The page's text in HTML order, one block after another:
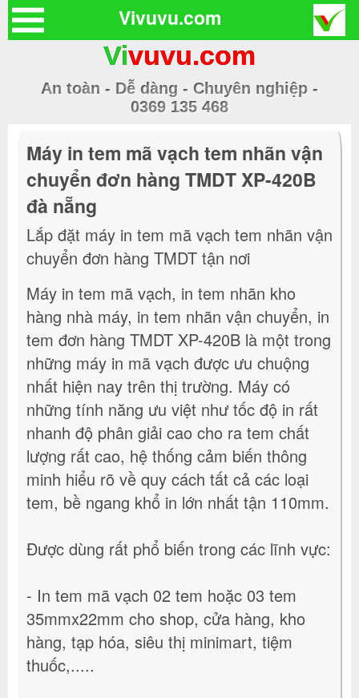
Vivuvu.com
Vivuvu.com
An toàn - Dễ dàng - Chuyên nghiệp -
0369 135 468
Máy in tem mã vạch tem nhãn vận
chuyển đơn hàng TMDT XP-420B
đà nẵng
Lắp đặt máy in tem mã vạch tem nhãn vận
chuyển đơn hàng TMDT tận nơi
Máy in tem mã vạch, in tem nhãn kho
hàng nhà máy, in tem nhãn vận chuyển, in
tem đơn hàng TMDT XP-420B là một trong
những máy in mã vạch được ưu chuộng
nhất hiện nay trên thị trường. Máy có
những tính năng ưu việt như tốc độ in rất
nhanh độ phân giải cao cho ra tem chất
lượng rất cao, hệ thống cảm biến thông
minh hiểu rõ về quy cách tất cả các loại
tem, bề ngang khổ in lớn nhất tận 110mm.
Được dùng rất phổ biến trong các lĩnh vực:
- In tem mã vạch 02 tem hoặc 03 tem
35mmx22mm cho shop, cửa hàng, kho
hàng, tạp hóa, siêu thị minimart, tiệm
thuốc,.....